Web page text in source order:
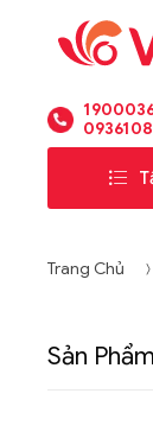
Trang Chủ
Sản